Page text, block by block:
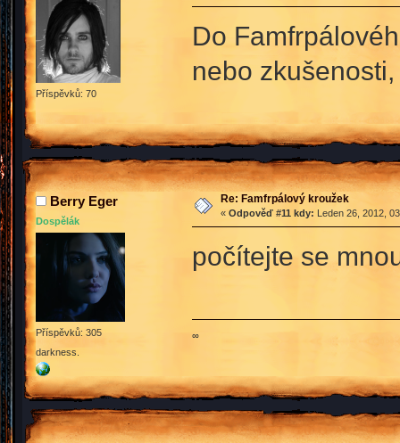
Příspěvků: 70
Do
nebo
Berry Eger
Dospělák
Příspěvků: 305
darkness.
Re: Famfrpálový kroužek
« Odpověď #11 kdy: Leden 26, 2012,
počítejte se
∞